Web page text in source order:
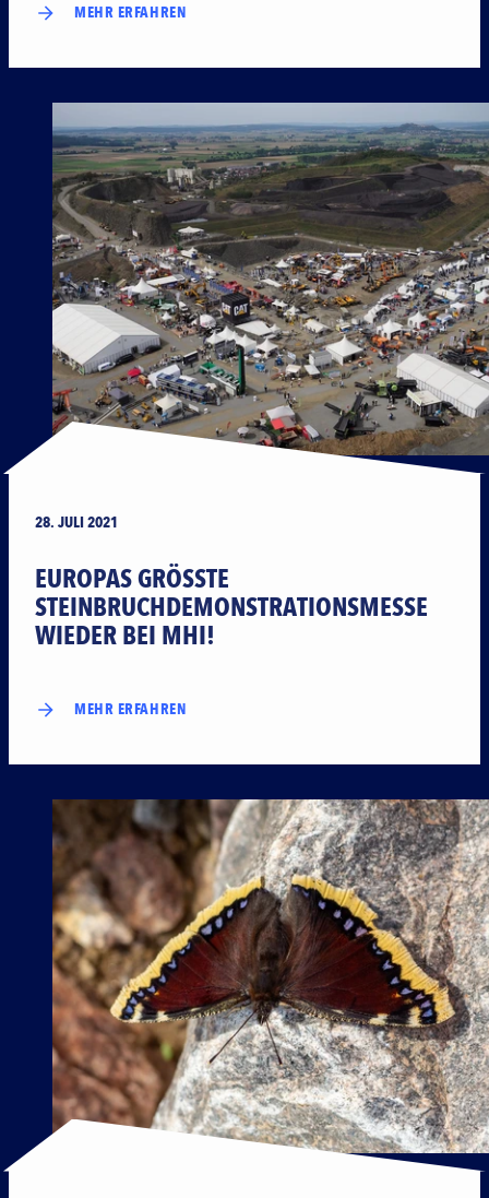
MEHR ERFAHREN
28. JULI 2021
EUROPAS GRÖSSTE S
TEINBRUCHDEMONSTRATIONSMESSE W
IEDER BEI MHI!
MEHR ERFAHREN